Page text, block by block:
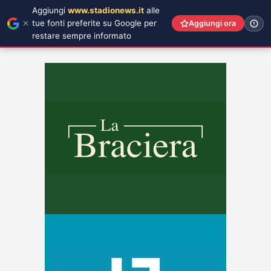
Aggiungi www.stadionews.it alle
tue fonti preferite su Google per
restare sempre informato
Aggiungi ora